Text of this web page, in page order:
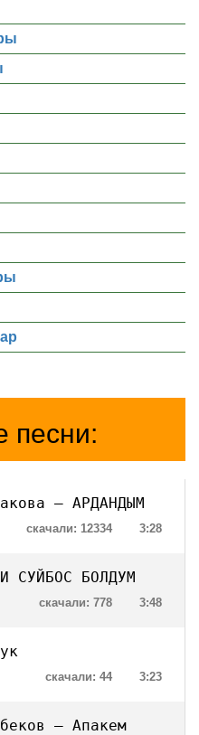
песни:
— АРДАНДЫМ
3:28
скачали: 12334
СУЙБОС БОЛДУМ
3:48
скачали: 778
3:23
скачали: 44
— Апакем